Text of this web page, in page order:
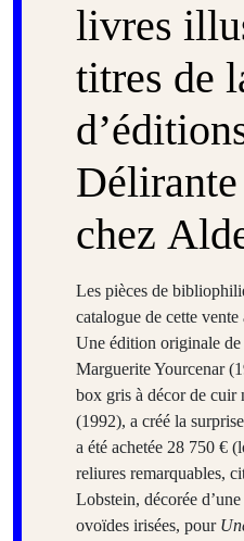
livres
titres de
Délirante
chez
Les pièces de
catalogue de cette
Une édition originale de
Marguerite Yourcenar
box gris à décor de
(1992), a créé la
a été achetée 28 750 €
reliures remarquables,
Lobstein, décorée
ovoïdes irisées, pour